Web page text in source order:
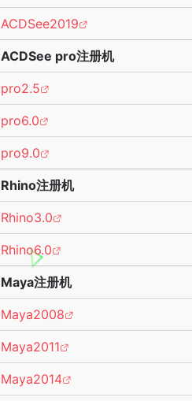
ACDSee2019
ACDSee pro注册机
pro2.5
pro6.0
pro9.0
Rhino注册机
Rhino3.0
Rhino6.0
Maya注册机
Maya2008
Maya2011
Maya2014